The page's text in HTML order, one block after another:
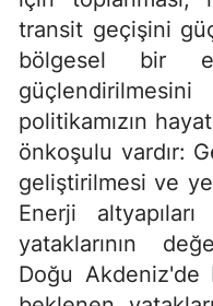
transit geçişini
bölgesel bir
politikamızın
önkoşulu vardır:
geliştirilmesi ve
Enerji
yataklarının
Doğu Akdeniz'de